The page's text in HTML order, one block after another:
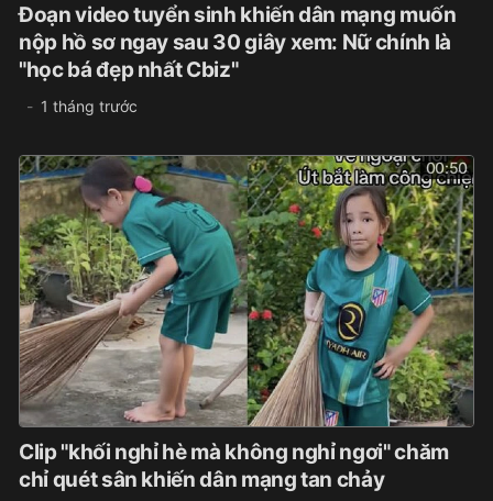
Đoạn video tuyển sinh khiến dân mạng muốn
nộp hồ sơ ngay sau 30 giây xem: Nữ chính là
"học bá đẹp nhất Cbiz"
1 tháng trước
00:50
Clip "khối nghỉ hè mà không nghỉ ngơi" chăm
chỉ quét sân khiến dân mạng tan chảy